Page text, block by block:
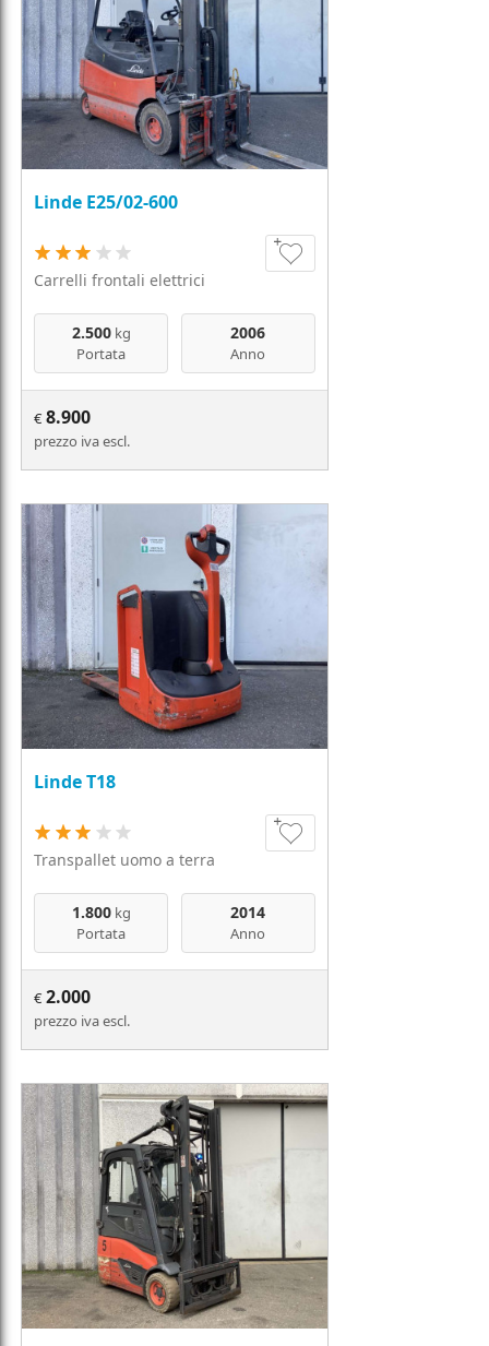
Linde E25/02-600
Carrelli frontali elettrici
2.500kg
Portata
2006
Anno
€ 8.900
prezzo iva escl.
Linde T18
Transpallet uomo a terra
1.800kg
Portata
2014
Anno
€ 2.000
prezzo iva escl.